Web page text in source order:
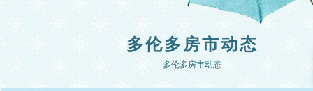
多伦多房市动态
多伦多房市动态